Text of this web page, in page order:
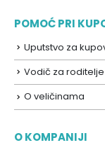
POMOĆ PRI
Uputstvo za
Vodič za roditelje
O veličinama
O KOMPANIJI